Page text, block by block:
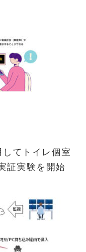
てトイレ個室
証実験を開始